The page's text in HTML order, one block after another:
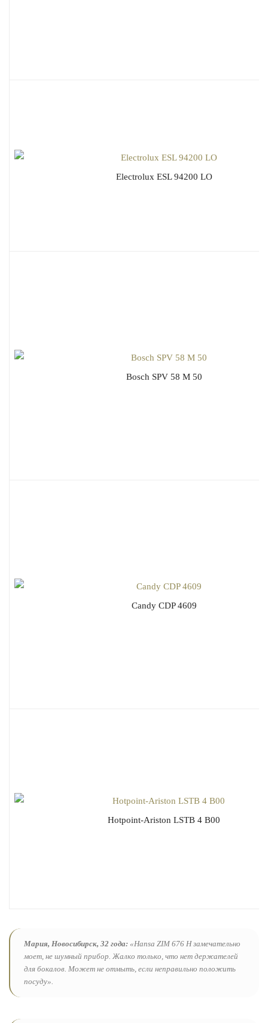
Electrolux ESL 94200 LO
Bosch SPV 58 M 50
Candy CDP 4609
Hotpoint-Ariston LSTB 4 B00
Мария, Новосибирск, 32 года: «Hansa ZIM 676 H замечательно
моет, не шумный прибор. Жалко только, что нет держателей
для бокалов. Может не отмыть, если неправильно положить
посуду».